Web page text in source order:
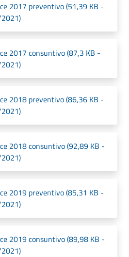
2017 preventivo (51,39 KB -
2017 consuntivo (87,3 KB -
2018 preventivo (86,36 KB -
2018 consuntivo (92,89 KB -
2019 preventivo (85,31 KB -
2019 consuntivo (89,98 KB -